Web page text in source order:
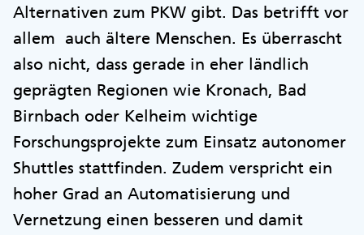
Alternativen zum PKW gibt. Das betrifft vor
allem auch ältere Menschen. Es überrascht
also nicht, dass gerade in eher ländlich
geprägten Regionen wie Kronach, Bad
Birnbach oder Kelheim wichtige
Forschungsprojekte zum Einsatz autonomer
Shuttles stattfinden. Zudem verspricht ein
hoher Grad an Automatisierung und
Vernetzung einen besseren und damit